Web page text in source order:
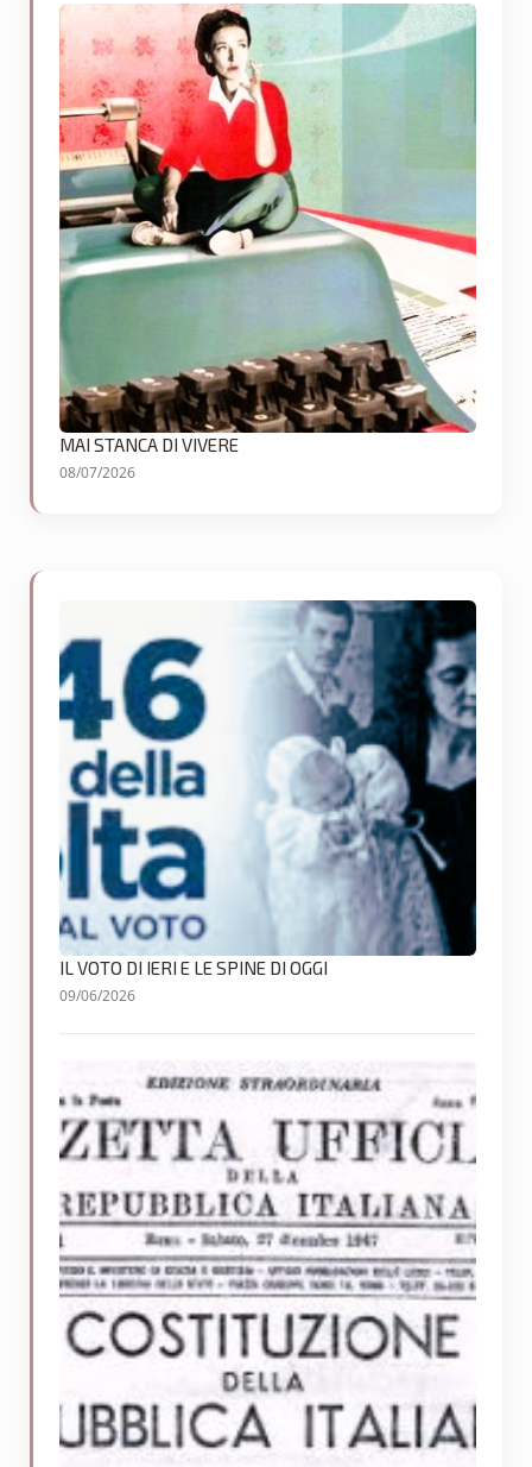
MAI STANCA DI VIVERE
08/07/2026
IL VOTO DI IERI E LE SPINE DI OGGI
09/06/2026